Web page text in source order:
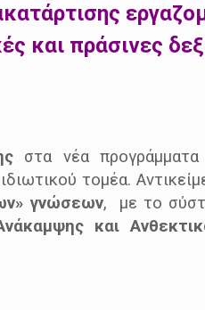
και πράσινες
στα νέα προγράμματα
τομέα.
γνώσεων, με το
και